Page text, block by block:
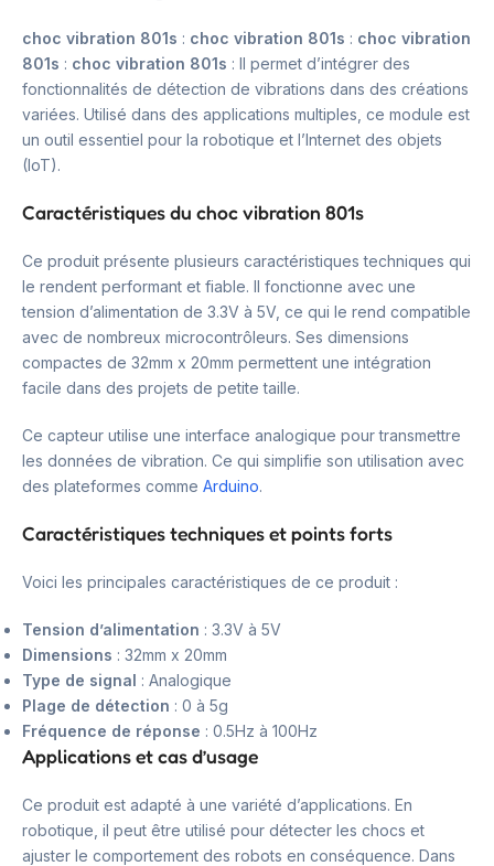
choc vibration 801s : choc vibration 801s : choc vibration
801s : choc vibration 801s : Il permet d’intégrer des
fonctionnalités de détection de vibrations dans des créations
variées. Utilisé dans des applications multiples, ce module est
un outil essentiel pour la robotique et l’Internet des objets
(IoT).
Caractéristiques du choc vibration 801s
Ce produit présente plusieurs caractéristiques techniques qui
le rendent performant et fiable. Il fonctionne avec une
tension d’alimentation de 3.3V à 5V, ce qui le rend compatible
avec de nombreux microcontrôleurs. Ses dimensions
compactes de 32mm x 20mm permettent une intégration
facile dans des projets de petite taille.
Ce capteur utilise une interface analogique pour transmettre
les données de vibration. Ce qui simplifie son utilisation avec
des plateformes comme Arduino.
Caractéristiques techniques et points forts
Voici les principales caractéristiques de ce produit :
Tension d’alimentation : 3.3V à 5V
Dimensions : 32mm x 20mm
Type de signal : Analogique
Plage de détection : 0 à 5g
Fréquence de réponse : 0.5Hz à 100Hz
Applications et cas d’usage
Ce produit est adapté à une variété d’applications. En
robotique, il peut être utilisé pour détecter les chocs et
ajuster le comportement des robots en conséquence. Dans